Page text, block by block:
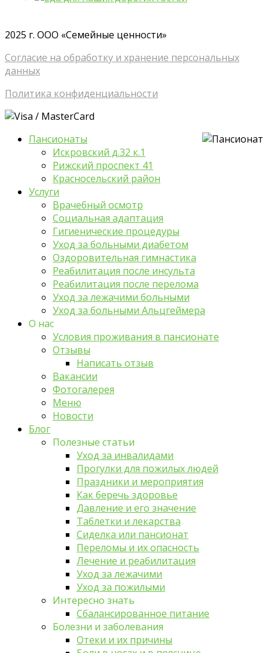
2025 г. ООО «Семейные ценности»
Согласие на обработку и хранение персональных
данных
Политика конфиденциальности
Пансионаты
Искровский д.32 к.1
Рижский проспект 41
Красносельский район
Услуги
Врачебный осмотр
Социальная адаптация
Гигиенические процедуры
Уход за больными диабетом
Оздоровительная гимнастика
Реабилитация после инсульта
Реабилитация после перелома
Уход за лежачими больными
Уход за больными Альцгеймера
О нас
Условия проживания в пансионате
Отзывы
Написать отзыв
Вакансии
Фотогалерея
Меню
Новости
Блог
Полезные статьи
Уход за инвалидами
Прогулки для пожилых людей
Праздники и мероприятия
Как беречь здоровье
Давление и его значение
Таблетки и лекарства
Сиделка или пансионат
Переломы и их опасность
Лечение и реабилитация
Уход за лежачими
Уход за пожилыми
Интересно знать
Сбалансированное питание
Болезни и заболевания
Отеки и их причины